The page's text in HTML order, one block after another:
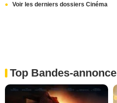
Voir les derniers dossiers Cinéma
Top Bandes-